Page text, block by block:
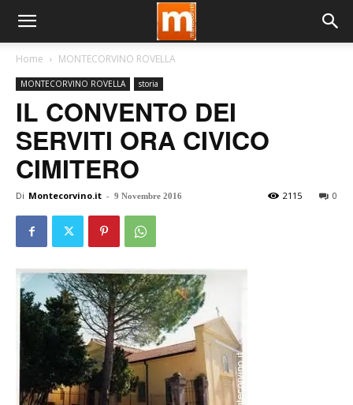
Home MONTECORVINO ROVELLA
MONTECORVINO ROVELLA storia
IL CONVENTO DEI
SERVITI ORA CIVICO
CIMITERO
Di Montecorvino.it - 9 Novembre 2016 0
2115